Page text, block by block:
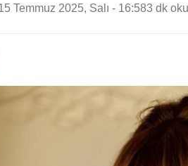
Temmuz 2025, Salı - 16:583 dk